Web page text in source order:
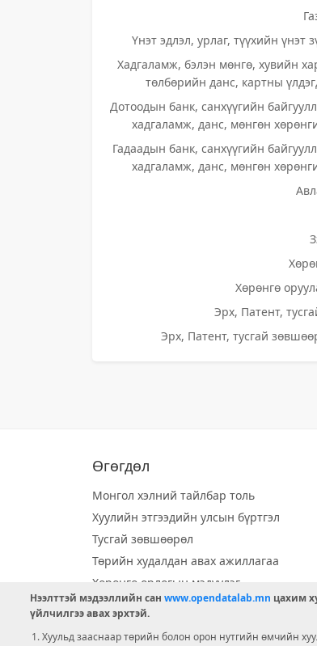
Үнэт эдлэл, урлаг, түүхийн үнэт
Хадгаламж, бэлэн мөнгө, хувийн
төлбөрийн данс, картны
Дотоодын банк, санхүүгийн
хадгаламж, данс, мөнгөн
Гадаадын банк, санхүүгийн
хадгаламж, данс, мөнгөн
Хөрөнгө
Эрх, Патент,
Эрх, Патент, тусгай
Өгөгдөл
Монгол хэлний тайлбар толь
Хуулийн этгээдийн улсын бүртгэл
Тусгай зөвшөөрөл
Төрийн худалдан авах ажиллагаа
Хөрөнгө орлогын мэдүүлэг
Орон нутгийн хөгжлийн сан
Нээлттэй мэдээллийн сан www.opendatalab.mn цахим
үйлчилгээ авах эрхтэй.
Хуульд зааснаар төрийн болон орон нутгийн өмчийн